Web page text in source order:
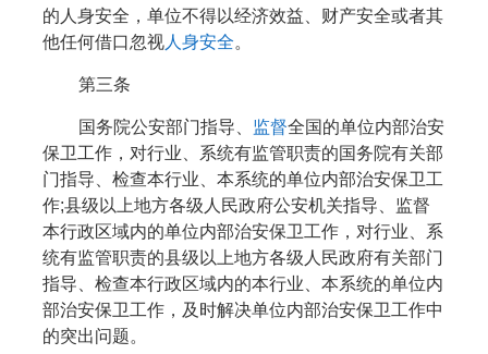
的人身安全，单位不得以经济效益、财产安全或者其
他任何借口忽视人身安全。
第三条
国务院公安部门指导、 监督全国的单位内部治安
保卫工作，对行业、系统有监管职责的国务院有关部
门指导、检查本行业、本系统的单位内部治安保卫工
作;县级以上地方各级人民政府公安机关指导、监督
本行政区域内的单位内部治安保卫工作，对行业、系
统有监管职责的县级以上地方各级人民政府有关部门
指导、检查本行政区域内的本行业、本系统的单位内
部治安保卫工作，及时解决单位内部治安保卫工作中
的突出问题。